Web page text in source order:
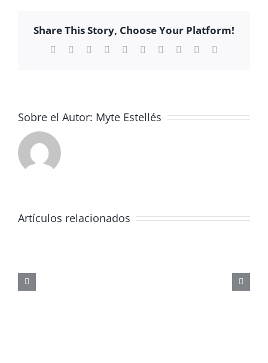
Share This Story, Choose Your Platform!
Facebook Reddit LinkedInWhatsApp
TumblrPinterest Xing
Sobre el Autor: Myte Estellés
Artículos relacionados